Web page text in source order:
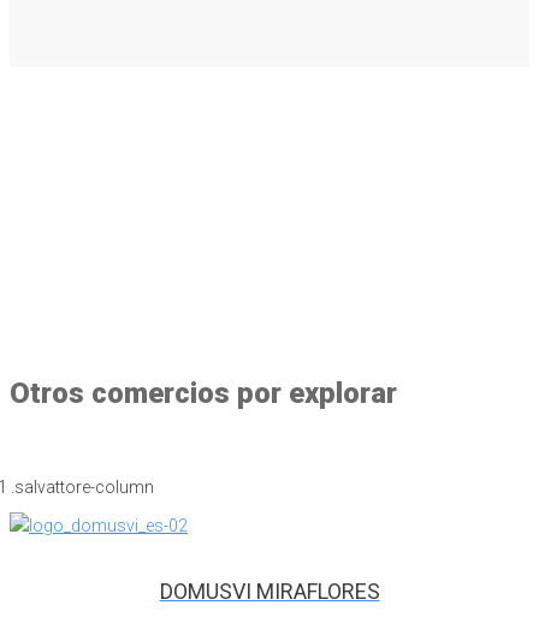
Otros comercios por explorar
DOMUSVI MIRAFLORES